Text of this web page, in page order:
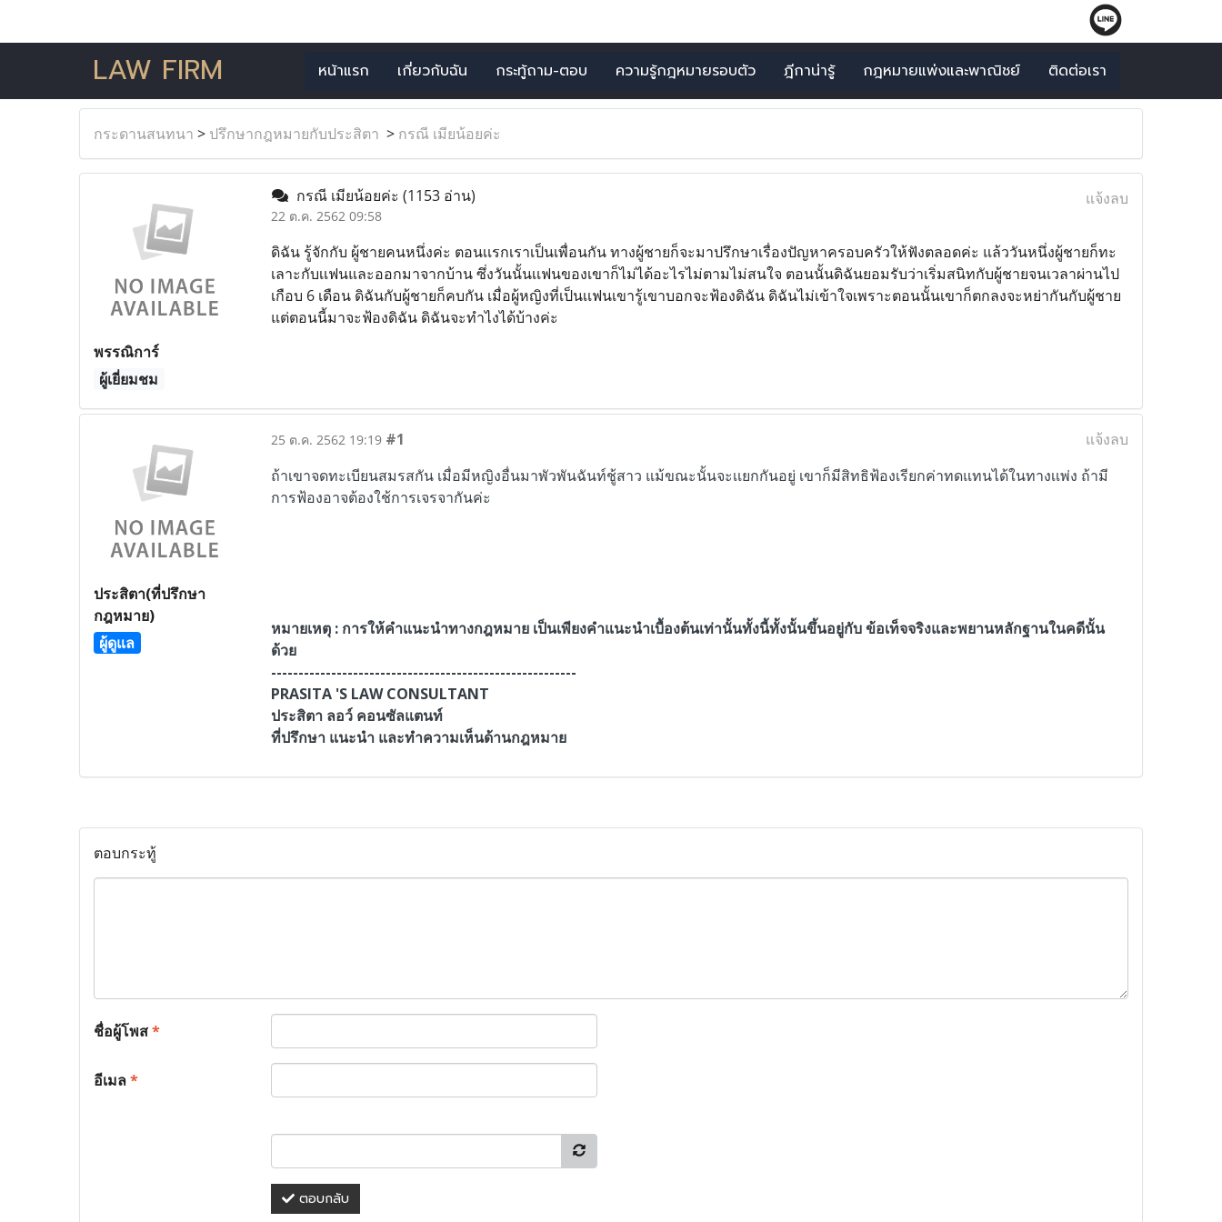
LAW FIRM หน้าแรก เกี่ยวกับฉัน กระทู้ถาม-ตอบ ความรู้กฎหมายรอบตัว ฎีกาน่ารู้ กฎหมายแพ่งและพาณิชย์ ติดต่อเรา
กระดานสนทนา > ปรึกษากฎหมายกับประสิตา > กรณี เมียน้อยค่ะ
พรรณิการ์
ผู้เยี่ยมชม
กรณี เมียน้อยค่ะ (1153 อ่าน)
22 ต.ค. 2562 09:58
แจ้งลบ
ดิฉัน รู้จักกับ ผู้ชายคนหนึ่งค่ะ ตอนเเรกเราเป็นเพื่อนกัน ทางผู้ชายก็จะมาปรึกษาเรื่องปัญหาครอบครัวให้ฟังตลอดค่ะ แล้ววันหนึ่งผู้ชายก็ทะ
เลาะกับเเฟนและออกมาจากบ้าน ซึ่งวันนั้นเเฟนของเขาก็ไม่ได้อะไรไม่ตามไม่สนใจ ตอนนั้นดิฉันยอมรับว่าเริ่มสนิทกับผู้ชายจนเวลาผ่านไป
เกือบ 6 เดือน ดิฉันกับผู้ชายก็คบกัน เมื่อผู้หญิงที่เป็นเเฟนเขารู้เขาบอกจะฟ้องดิฉัน ดิฉันไม่เข้าใจเพราะตอนนั้นเขาก็ตกลงจะหย่ากันกับผู้ชาย
แต่ตอนนี้มาจะฟ้องดิฉัน ดิฉันจะทำไงได้บ้างค่ะ
ประสิตา(ที่ปรึกษา
กฎหมาย)
ผู้ดูแล
25 ต.ค. 2562 19:19 #1
แจ้งลบ
ถ้าเขาจดทะเบียนสมรสกัน เมื่อมีหญิงอื่นมาพัวพันฉันท์ชู้สาว แม้ขณะนั้นจะเเยกกันอยู่ เขาก็มีสิทธิฟ้องเรียกค่าทดแทนได้ในทางเเพ่ง ถ้ามี
การฟ้องอาจต้องใช้การเจรจากันค่ะ
หมายเหตุ : การให้คำแนะนำทางกฎหมาย เป็นเพียงคำแนะนำเบื้องต้นเท่านั้นทั้งนี้ทั้งนั้นขึ้นอยู่กับ ข้อเท็จจริงและพยานหลักฐานในคดีนั้น
ด้วย
--------------------------------------------------------
PRASITA 'S LAW CONSULTANT
ประสิตา ลอว์ คอนซัลแตนท์
ที่ปรึกษา แนะนำ และทำความเห็นด้านกฎหมาย
ตอบกระทู้
ชื่อผู้โพส*
อีเมล*
ตอบกลับ